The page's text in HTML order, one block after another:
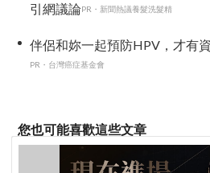
引網議論PR・新聞熱議養髮洗髮精
伴侶和妳一起預防HPV，才有
PR・台灣癌症基金會
您也可能喜歡這些文章